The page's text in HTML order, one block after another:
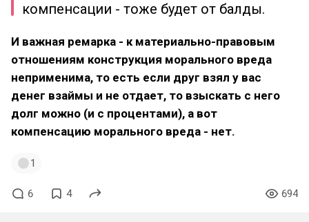
компенсации - тоже будет от балды.
И важная ремарка - к материально-правовым
отношениям конструкция морального вреда
неприменима, то есть если друг взял у вас
денег взаймы и не отдает, то взыскать с него
долг можно (и с процентами), а вот
компенсацию морального вреда - нет.
1
6 4 694